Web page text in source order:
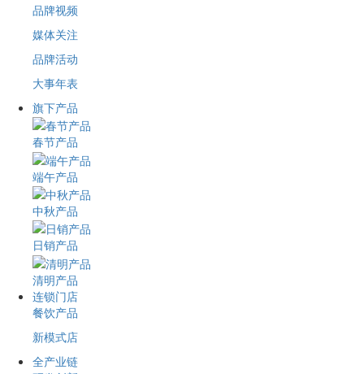
品牌视频
媒体关注
品牌活动
大事年表
旗下产品
春节产品
端午产品
中秋产品
日销产品
清明产品
连锁门店
餐饮产品
新模式店
全产业链